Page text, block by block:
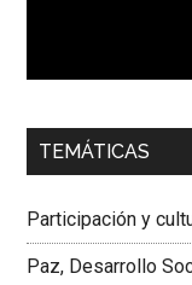
00:00
Dra. Carolina
Colombiana
TEMÁTICAS
Participación y
Paz, Desarrollo